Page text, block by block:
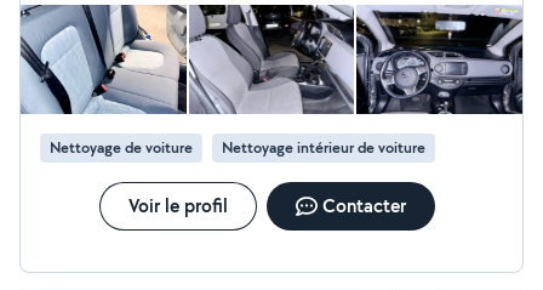
soigné et réalisé avec beaucoup de professionnalisme. En plus
d’être très serviable, il est souriant, ponctuel et à l’écoute. Je
suis entièrement satisfaite du résultat et je n’hésiterai pas à
refaire appel à lui. Merci encore pour cet excellent travail !
Nettoyage de voiture Nettoyage intérieur de voiture
Voir le profil Contacter